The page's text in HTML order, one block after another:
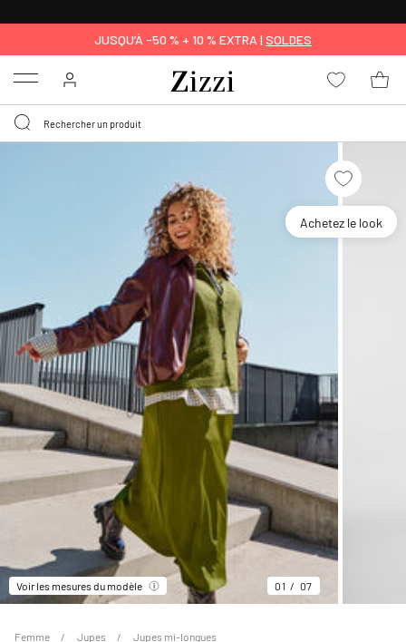
JUSQU’À -50 % + 10 % EXTRA | SOLDES
Menu
Achetez le look
Voir les mesures du modèle 01 07
Femme Jupes Jupes mi-longues